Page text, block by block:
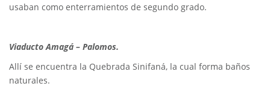
usaban como enterramientos de segundo grado.
Viaducto Amagá – Palomos.
Allí se encuentra la Quebrada Sinifaná, la cual forma baños
naturales.